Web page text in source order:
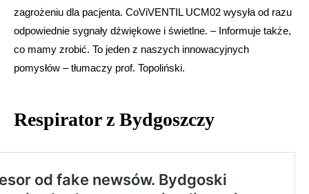
zagrożeniu dla pacjenta. CoViVENTIL UCM02 wysyła od razu
odpowiednie sygnały dźwiękowe i świetlne. – Informuje także,
co mamy zrobić. To jeden z naszych innowacyjnych
pomysłów – tłumaczy prof. Topoliński.
Respirator z Bydgoszczy